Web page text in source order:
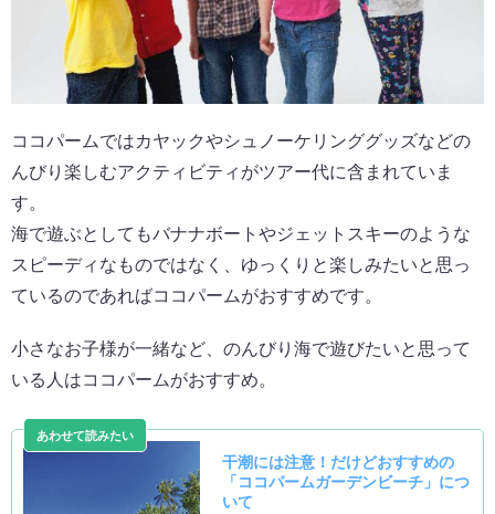
ココパームではカヤックやシュノーケリンググッズなどの
んびり楽しむアクティビティがツアー代に含まれていま
す。
海で遊ぶとしてもバナナボートやジェットスキーのような
スピーディなものではなく、ゆっくりと楽しみたいと思っ
ているのであればココパームがおすすめです。
小さなお子様が一緒など、のんびり海で遊びたいと思って
いる人はココパームがおすすめ。